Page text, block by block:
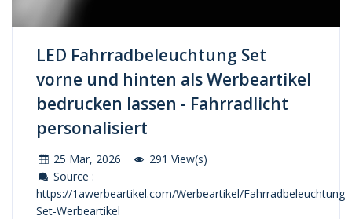
LED Fahrradbeleuchtung Set
vorne und hinten als Werbeartikel
bedrucken lassen - Fahrradlicht
personalisiert
25 Mar, 2026
291 View(s)
Source :
https://1awerbeartikel.com/Werbeartikel/Fahrradbeleuchtung-
Set-Werbeartikel